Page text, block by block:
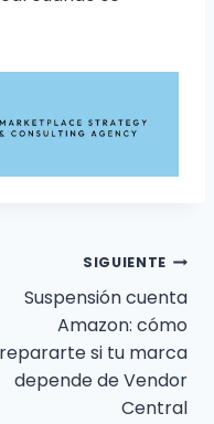
SIGUIENTE
Suspensión cuenta
Amazon: cómo
si tu marca
depende de Vendor
Central